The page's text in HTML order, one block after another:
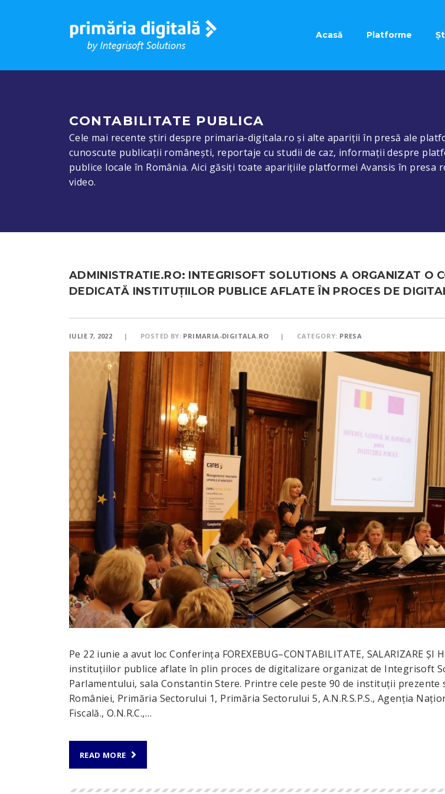
Acasă Platforme
CONTABILITATE PUBLICA
Cele mai recente știri despre primaria-digitala.ro și alte apariții în presă ale
cunoscute publicații românești, reportaje cu studii de caz, informații despre
publice locale în România. Aici găsiți toate aparițiile platformei Avansis în presa
video.
ADMINISTRATIE.RO: INTEGRISOFT SOLUTIONS A ORGANIZAT O
DEDICATĂ INSTITUȚIILOR PUBLICE AFLATE ÎN PROCES DE
IULIE 7, 2022 POSTED BY: PRIMARIA-DIGITALA.RO CATEGORY: PRESA
Pe 22 iunie a avut loc Conferința FOREXEBUG–CONTABILITATE, SALARIZARE ȘI
instituțiilor publice aflate în plin proces de digitalizare organizat de Integrisoft
Parlamentului, sala Constantin Stere. Printre cele peste 90 de instituții prezente
României, Primăria Sectorului 1, Primăria Sectorului 5, A.N.R.S.P.S., Agenția
Fiscală., O.N.R.C.,…
READ MORE